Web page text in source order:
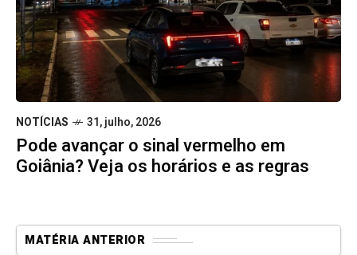
NOTÍCIAS 31, julho, 2026
Pode avançar o sinal vermelho em
Goiânia? Veja os horários e as regras
MATÉRIA ANTERIOR